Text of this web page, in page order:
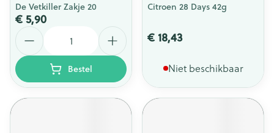
De Vetkiller Zakje 20
€ 5,90
Bestel
Citroen 28 Days 42g
€ 18,43
Niet beschikbaar